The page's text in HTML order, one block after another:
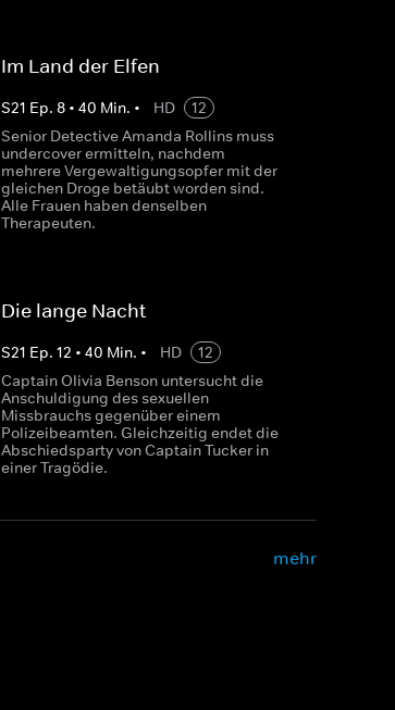
Im Land der Elfen
S21 Ep. 8• 40 Min. • HD
12
Senior Detective Amanda Rollins muss
undercover ermitteln, nachdem
mehrere Vergewaltigungsopfer mit der
gleichen Droge betäubt worden sind.
Alle Frauen haben denselben
Therapeuten.
Die lange Nacht
S21 Ep. 12 • 40 Min. • HD
12
Captain Olivia Benson untersucht die
Anschuldigung des sexuellen
Missbrauchs gegenüber einem
Polizeibeamten. Gleichzeitig endet die
Abschiedsparty von Captain Tucker in
einer Tragödie.
mehr